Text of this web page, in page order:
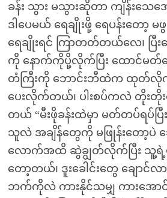
ခန်း သွား မသွားဆိုတာ ကျိန်းသ
ဒါပေမယ် ရေချိုးဖို့ ရေပန်းတော့
ရေချိုးရင် ကြာတတ်တယ်လေ၊ ပ
ကို နောက်ကိုပို့လိုက်ပြီး ထောင်မ
တံကြီးကို ဘောင်းဘီထဲက ထုတ်လိုက်
ပေးလိုက်တယ်၊ ပါးစပ်ကလဲ တိုးတိုး
တယ် “မီးဖိုခန်းထဲမှာ မတ်တပ်ရပ်ပြီး
သူလဲ အချိန်တွေကို မဖြုန်းတော့ပဲ ဘ
လောက်အထိ ဆွဲချွတ်လိုက်ပြီး သူ့ရဲ့ပ
တော့တယ်၊ ဒူးခေါင်းတွေ ချောင်လ
ဘက်ကိုလဲ ကားနိုင်သမျှ ကားအေ